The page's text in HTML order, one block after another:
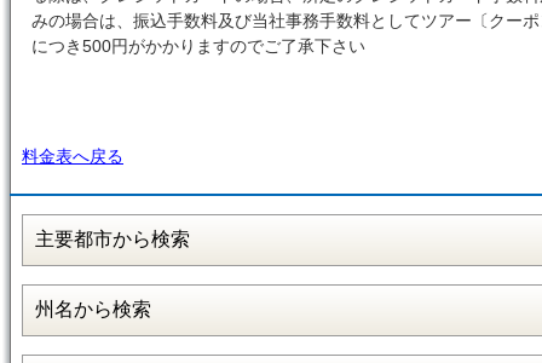
みの場合は、振込手数料及び当社事務手数料としてツアー〔ク
につき500円がかかりますのでご了承下さい
料金表へ戻る